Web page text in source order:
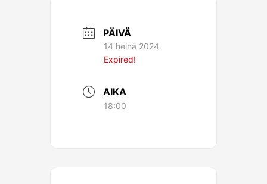
PÄIVÄ
14 heinä 2024
Expired!
AIKA
18:00